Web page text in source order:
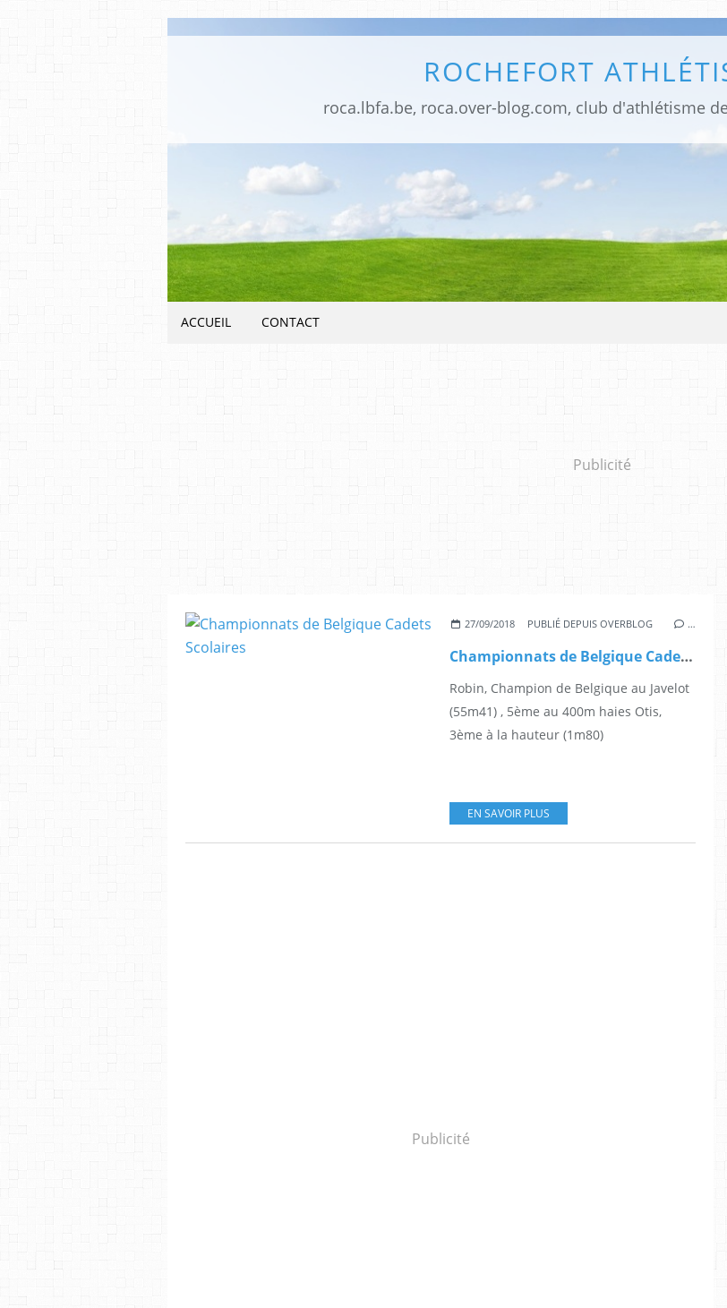
ROCHEFORT
roca.lbfa.be, roca.over-blog.com, club d'athlétisme
ACCUEIL CONTACT
Publicité
27/09/2018 PUBLIÉ DEPUIS OVERBLOG …
Championnats de Belgique Cadets Scolaires
Robin, Champion de Belgique au Javelot
(55m41) , 5ème au 400m haies Otis,
3ème à la hauteur (1m80)
EN SAVOIR PLUS
Publicité